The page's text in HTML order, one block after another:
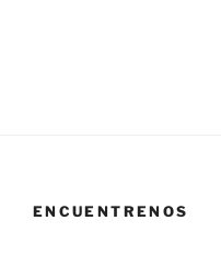
ENCUENTRENOS